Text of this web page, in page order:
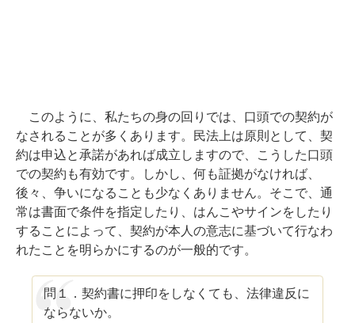
このように、私たちの身の回りでは、口頭での契約が
なされることが多くあります。民法上は原則として、契
約は申込と承諾があれば成立しますので、こうした口頭
での契約も有効です。しかし、何も証拠がなければ、
後々、争いになることも少なくありません。そこで、通
常は書面で条件を指定したり、はんこやサインをしたり
することによって、契約が本人の意志に基づいて行なわ
れたことを明らかにするのが一般的です。
問１．契約書に押印をしなくても、法律違反に
ならないか。